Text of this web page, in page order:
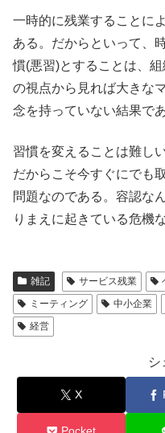
一時的に残業することに
ある。だからといって、
慣(悪習)とすることは、
の視点から見れば大きな
念を持っていない結果であ
習慣を変えることは難し
だからこそ今すぐにでも
問題なのである。容認な
りまえに起きている危機
雑記 サービス残業
ミーティング
中小企業
経営
シ
X